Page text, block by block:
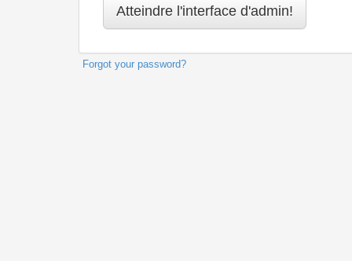
Forgot your password?